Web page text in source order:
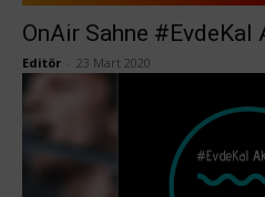
OnAir Sahne #EvdeKal
Editör 23 Mart 2020